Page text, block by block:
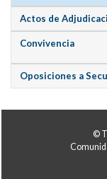
Actos de
Convivencia
Oposiciones a
©